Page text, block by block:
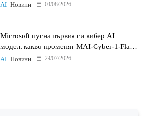
AI Новини 03/08/2026
Microsoft пусна първия си кибер AI
модел: какво променят MAI-Cyber-1-Flash
и Project Perception
AI Новини 29/07/2026